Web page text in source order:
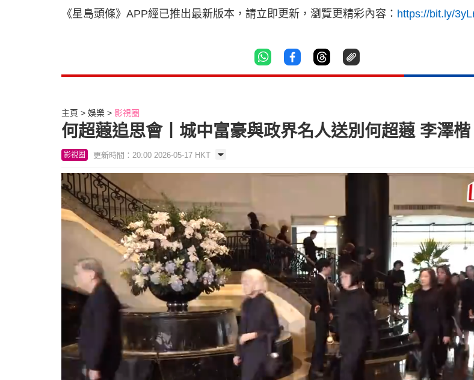
《星島頭條》APP經已推出最新版本，請立即更新，瀏覽更精彩內容： https://bit.ly/
主頁 娛樂 影視圈
何超蕸追思會丨城中富豪與政界名人送別何超蕸 李澤
影視圈 更新時間：20:00 2026-05-17 HKT